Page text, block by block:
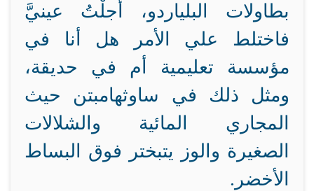
بطاولات البلياردو، أجلْتُ عينيَّ
فاختلط علي الأمر هل أنا في
مؤسسة تعليمية أم في حديقة،
ومثل ذلك في ساوثهامبتن حيث
المجاري المائية والشلالات
الصغيرة والوز يتبختر فوق البساط
الأخضر.